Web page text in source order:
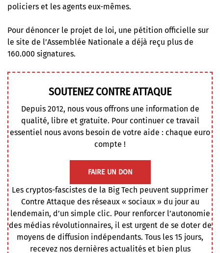
policiers et les agents eux-mêmes.
Pour dénoncer le projet de loi, une pétition officielle sur
le site de l’Assemblée Nationale a déjà reçu plus de
160.000 signatures.
SOUTENEZ CONTRE ATTAQUE
Depuis 2012, nous vous offrons une information de
qualité, libre et gratuite. Pour continuer ce travail
essentiel nous avons besoin de votre aide : chaque euro
compte !
FAIRE UN DON
Les cryptos-fascistes de la Big Tech peuvent supprimer
Contre Attaque des réseaux « sociaux » du jour au
lendemain, d’un simple clic. Pour renforcer l’autonomie
des médias révolutionnaires, il est urgent de se doter de
moyens de diffusion indépendants. Tous les 15 jours,
recevez nos dernières actualités et bien plus